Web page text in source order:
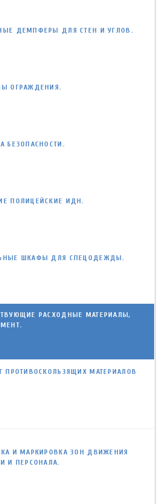
ДЕМПФЕРЫ ДЛЯ СТЕН И УГЛОВ.
ОГРАЖДЕНИЯ.
БЕЗОПАСНОСТИ.
ПОЛИЦЕЙСКИЕ ИДН.
ШКАФЫ ДЛЯ СПЕЦОДЕЖДЫ.
РАСХОДНЫЕ МАТЕРИАЛЫ,
ПРОТИВОСКОЛЬЗЯЩИХ МАТЕРИАЛОВ
И МАРКИРОВКА ЗОН ДВИЖЕНИЯ
И ПЕРСОНАЛА.